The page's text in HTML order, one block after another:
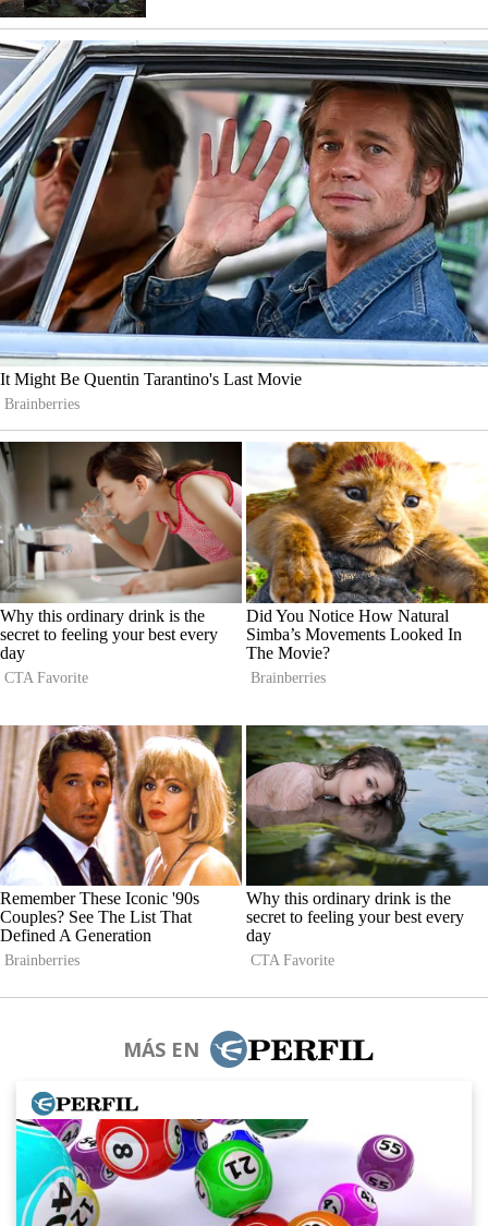
MÁS EN